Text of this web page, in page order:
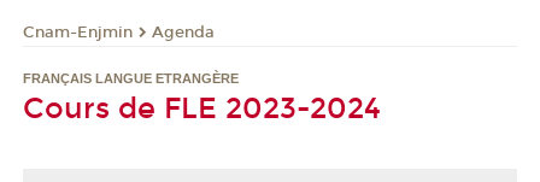
Cnam-Enjmin Agenda
FRANÇAIS LANGUE ETRANGÈRE
Cours de FLE 2023-2024